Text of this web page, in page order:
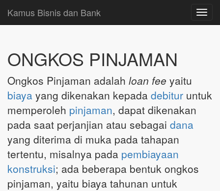
Kamus Bisnis dan Bank
ONGKOS PINJAMAN
Ongkos Pinjaman adalah loan fee yaitu
biaya yang dikenakan kepada debitur untuk
memperoleh pinjaman, dapat dikenakan
pada saat perjanjian atau sebagai dana
yang diterima di muka pada tahapan
tertentu, misalnya pada pembiayaan
konstruksi; ada beberapa bentuk ongkos
pinjaman, yaitu biaya tahunan untuk